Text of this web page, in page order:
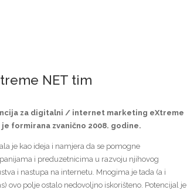
NET tim
za digitalni / internet marketing eXtreme
je formirana zvanično 2008. godine.
je kao ideja i namjera da se pomogne
i preduzetnicima u razvoju njihovog
i nastupa na internetu. Mnogima je tada (a i
ovo polje ostalo nedovoljno iskorišteno. Potencijal je